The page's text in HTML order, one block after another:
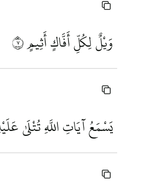
وَيْلٌ لِكُلِّ أَفَّاكٍ أَثِيمٍ٧
يَسْمَعُ آيَاتِ اللَّهِ تُتْلَىٰ